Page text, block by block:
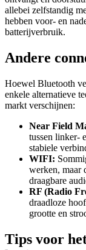
allebei zelfstandig
hebben voor- en
batterijverbruik.
Andere
Hoewel Bluetooth
enkele alternatieve
markt verschijnen:
Near Field
tussen linker-
stabiele
WIFI:
werken, maar
draagbare
RF (Radio
draadloze
grootte en
Tips voor